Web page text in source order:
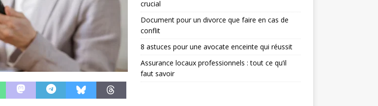
crucial
Document pour un divorce que faire en cas de
conflit
8 astuces pour une avocate enceinte qui réussit
Assurance locaux professionnels : tout ce qu’il
faut savoir